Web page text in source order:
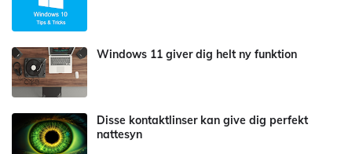
Windows 11 giver dig helt ny funktion
Disse kontaktlinser kan give dig perfekt
nattesyn